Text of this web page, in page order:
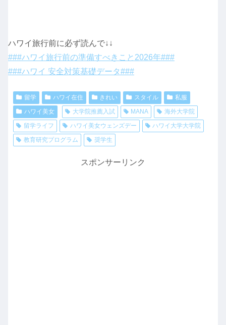
ハワイ旅行前に必ず読んで↓↓
###ハワイ旅行前の準備すべきこと2026年###
###ハワイ 安全対策基礎データ###
留学 ハワイ在住 きれい スタイル
私服
ハワイ美女
大学院推薦入試 MANA
海外大学院
留学ライフ
ハワイ美女ウェンズデー
ハワイ大学大学院
教育研究プログラム
奨学生
スポンサーリンク